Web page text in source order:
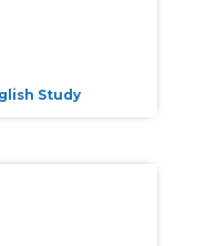
Study